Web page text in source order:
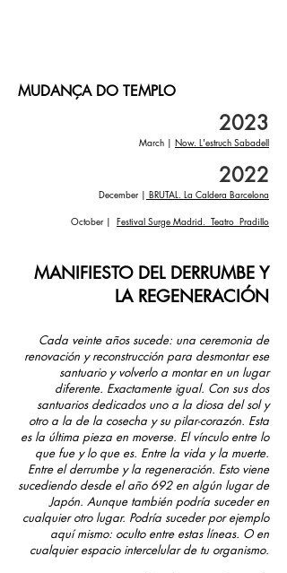
MUDANÇA DO TEMPLO
2023
March | Now. L'estruch Sabadell
2022
December | BRUTAL. La Caldera Barcelona
October | Festival Surge Madrid. Teatro Pradillo
MANIFIESTO DEL DERRUMBE Y
LA REGENERACIÓN
Cada veinte años sucede: una ceremonia de
renovación y reconstrucción para desmontar ese
santuario y volverlo a montar en un lugar
diferente. Exactamente igual. Con sus dos
santuarios dedicados uno a la diosa del sol y
otro a la de la cosecha y su pilar-corazón. Esta
es la última pieza en moverse. El vínculo entre lo
que fue y lo que es. Entre la vida y la muerte.
Entre el derrumbe y la regeneración. Esto viene
sucediendo desde el año 692 en algún lugar de
Japón. Aunque también podría suceder en
cualquier otro lugar. Podría suceder por ejemplo
aquí mismo: oculto entre estas líneas. O en
cualquier espacio intercelular de tu organismo.